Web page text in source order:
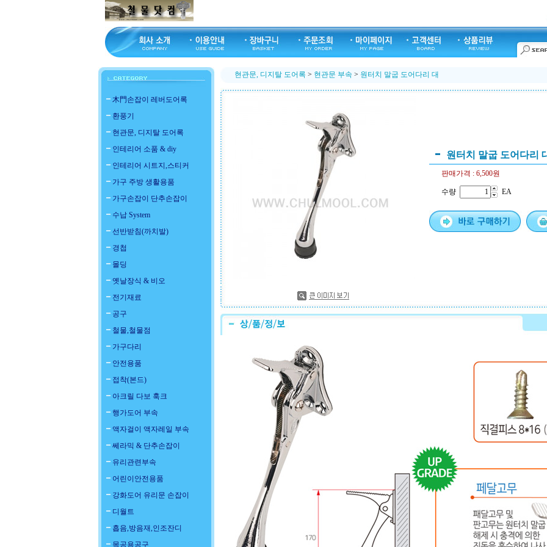
木門손잡이 레버도어록
환풍기
현관문, 디지탈 도어록
인테리어 소품 & diy
인테리어 시트지,스티커
가구 주방 생활용품
가구손잡이 단추손잡이
수납 System
선반받침(까치발)
경첩
몰딩
옛날장식 & 비오
전기재료
공구
철물,철물점
가구다리
안전용품
접착(본드)
아크릴 다보 훅크
행가도어 부속
액자걸이 액자레일 부속
쎄라믹 & 단추손잡이
유리관련부속
어린이안전용품
강화도어 유리문 손잡이
디월트
흡음,방음재,인조잔디
목공용공구
현관문, 디지탈 도어록 > 현관문 부속 > 원터치 말굽 도어다리 대
원터치 말굽 도어다리
판매가격 : 6,500원
수량 EA